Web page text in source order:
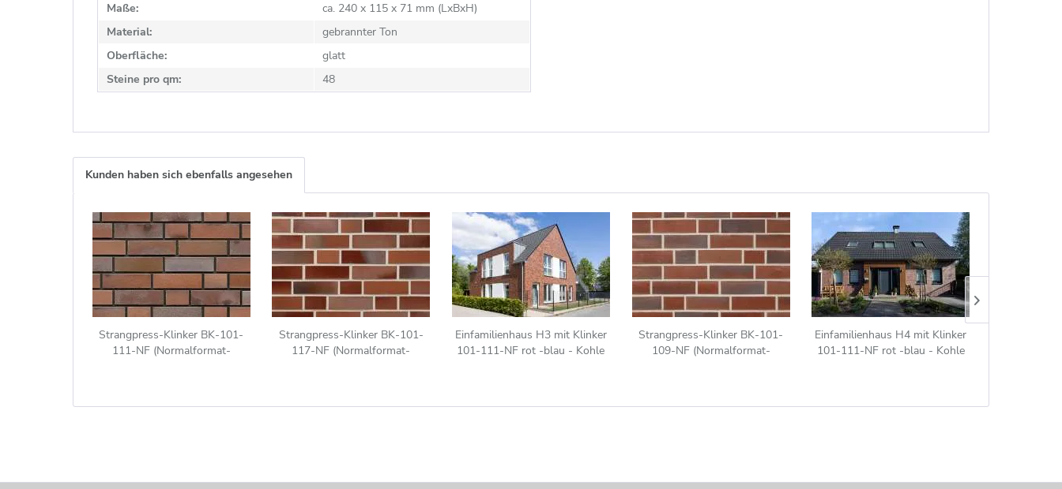
Maße:
ca. 240 x 115 x 71 mm (LxBxH)
Material:
gebrannter Ton
Oberfläche:
glatt
Steine pro qm:
48
Kunden haben sich ebenfalls angesehen
Strangpress-Klinker BK-101-
111-NF (Normalformat-
Strangpress-Klinker BK-101-
117-NF (Normalformat-
Einfamilienhaus H3 mit Klinker
101-111-NF rot -blau - Kohle
Strangpress-Klinker BK-101-
109-NF (Normalformat-
Einfamilienhaus H4 mit Klinker
101-111-NF rot -blau - Kohle